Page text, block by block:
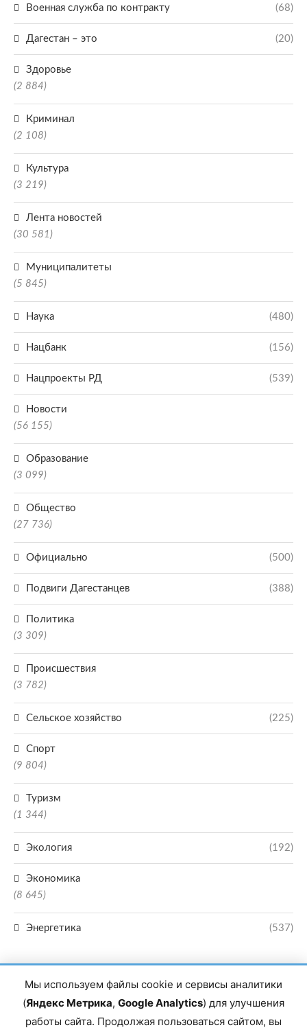
Военная служба по контракту (68)
Дагестан – это (20)
Здоровье
(2 884)
Криминал
(2 108)
Культура
(3 219)
Лента новостей
(30 581)
Муниципалитеты
(5 845)
Наука (480)
Нацбанк (156)
Нацпроекты РД (539)
Новости
(56 155)
Образование
(3 099)
Общество
(27 736)
Официально (500)
Подвиги Дагестанцев (388)
Политика
(3 309)
Происшествия
(3 782)
Сельское хозяйство (225)
Спорт
(9 804)
Туризм
(1 344)
Экология (192)
Экономика
(8 645)
Энергетика (537)
Главный редактор сетевого издания Магомаев Тимур Нухович. Контакты
Мы используем файлы cookie и сервисы аналитики
(Яндекс Метрика, Google Analytics) для улучшения
работы сайта. Продолжая пользоваться сайтом, вы